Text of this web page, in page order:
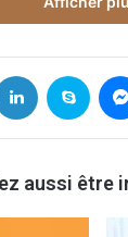
résultats
ont
le produit.
aussi être